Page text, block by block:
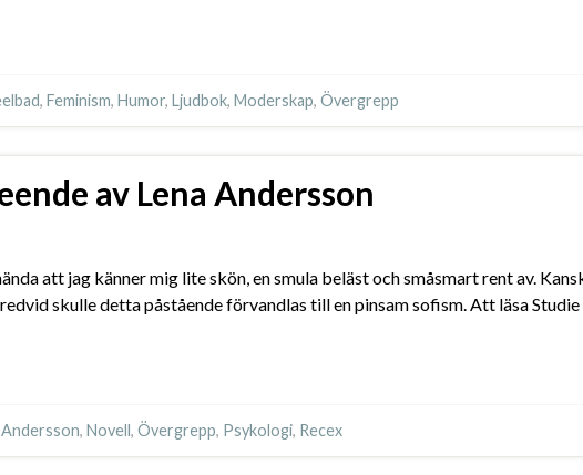
, Feminism, Humor, Ljudbok, Moderskap, Övergrepp
av Lena Andersson
att jag känner mig lite skön, en smula beläst och småsmart rent av.
skulle detta påstående förvandlas till en pinsam sofism. Att läsa
Andersson, Novell, Övergrepp, Psykologi, Recex